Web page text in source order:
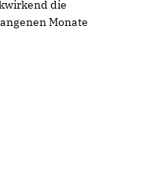
die
Monate